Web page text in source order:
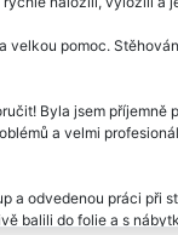
velkou pomoc.
Byla jsem
a velmi
a odvedenou práci při
balili do folie a s